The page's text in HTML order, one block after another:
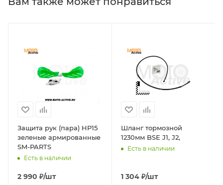
Защита рук (пара) HP15
зеленые армированные
SM-PARTS
Есть в наличии
2 990 ₽/шт
Шланг тормозной
1230мм BSE J1, J2,
Есть в наличии
1 304 ₽/шт